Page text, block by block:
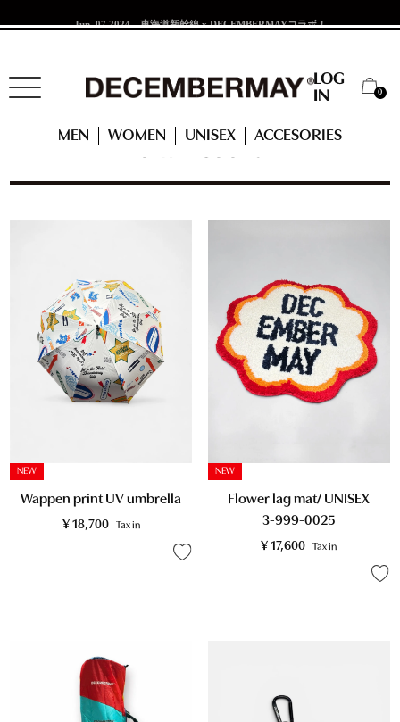
LOG
IN
0
MEN WOMEN UNISEX ACCESORIES
MEN ACCESSORIES OTHER GOODS
NEW
Wappen print UV umbrella
¥ 18,700 Tax in
NEW
Flower lag mat/ UNISEX
3-999-0025
¥ 17,600 Tax in